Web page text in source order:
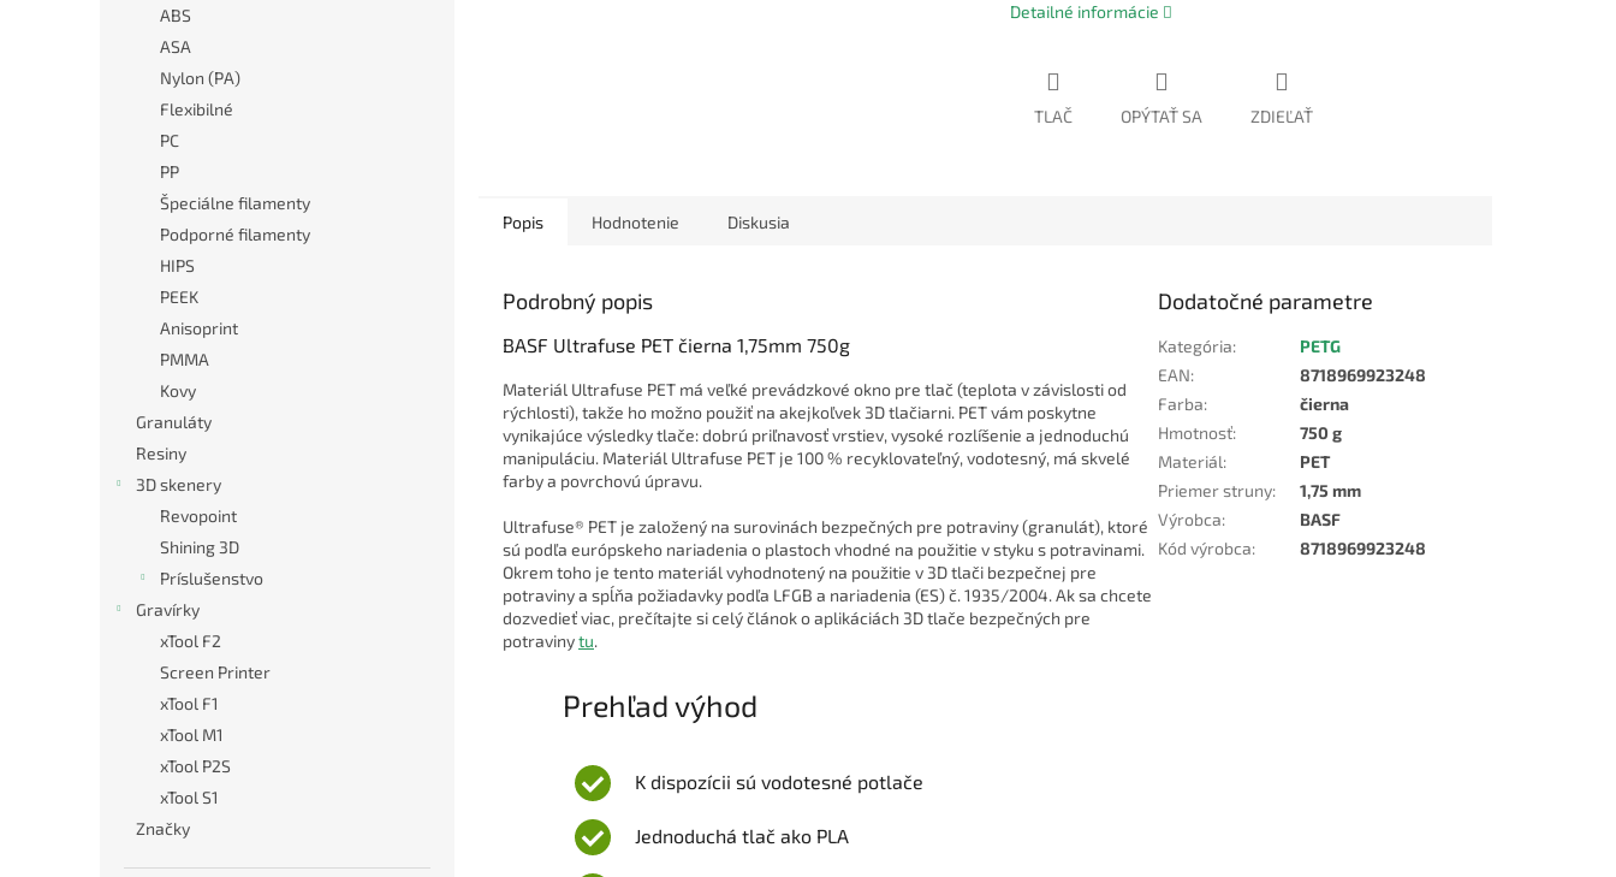
ABS
ASA
Nylon (PA)
Flexibilné
PC
PP
Špeciálne filamenty
Podporné filamenty
HIPS
PEEK
Anisoprint
PMMA
Kovy
Granuláty
Resiny
3D skenery
Revopoint
Shining 3D
Príslušenstvo
Gravírky
xTool F2
Screen Printer
xTool F1
xTool M1
xTool P2S
xTool S1
Značky
Detailné informácie
TLAČ OPÝTAŤ SA ZDIEĽAŤ
Popis Hodnotenie Diskusia
Podrobný popis
BASF Ultrafuse PET čierna 1,75mm 750g
Materiál Ultrafuse PET má veľké prevádzkové okno pre tlač (teplota v závislosti od
rýchlosti), takže ho možno použiť na akejkoľvek 3D tlačiarni. PET vám poskytne
vynikajúce výsledky tlače: dobrú priľnavosť vrstiev, vysoké rozlíšenie a jednoduchú
manipuláciu. Materiál Ultrafuse PET je 100 % recyklovateľný, vodotesný, má skvelé
farby a povrchovú úpravu.
Ultrafuse® PET je založený na surovinách bezpečných pre potraviny (granulát), ktoré
sú podľa európskeho nariadenia o plastoch vhodné na použitie v styku s potravinami.
Okrem toho je tento materiál vyhodnotený na použitie v 3D tlači bezpečnej pre
potraviny a spĺňa požiadavky podľa LFGB a nariadenia (ES) č. 1935/2004. Ak sa chcete
dozvedieť viac, prečítajte si celý článok o aplikáciách 3D tlače bezpečných pre
potravinytu.
Prehľad výhod
K dispozícii sú vodotesné potlače
Jednoduchá tlač ako PLA
Dodatočné parametre
Kategória:
PETG
EAN:
8718969923248
Farba:
čierna
Hmotnosť:
750 g
Materiál:
PET
Priemer struny:
1,75 mm
Výrobca:
BASF
Kód výrobca: 8718969923248